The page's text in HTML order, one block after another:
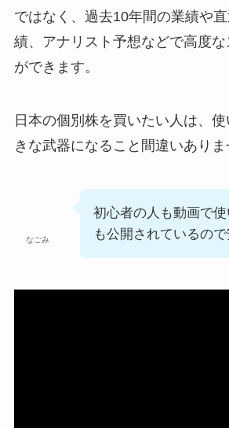
ではなく、過去10年間の業績や
績、アナリスト予想などで高度
ができます。
日本の個別株を買いたい人は、
きな武器になること間違いありま
なごみ
初心者の人も動画で
も公開されているので